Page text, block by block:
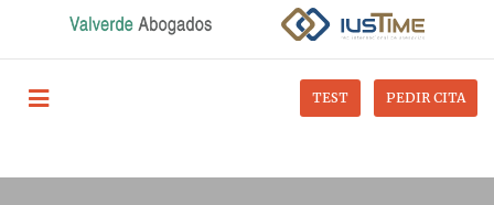
TEST PEDIR CITA